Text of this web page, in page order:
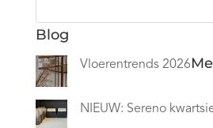
Blog
Vloerentrends 2026
NIEUW: Sereno